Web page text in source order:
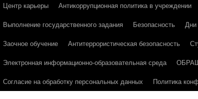
содержимому
Центр карьеры
Антикоррупционная политика в учреждении
Выполнение государственного задания
Безопасность
Заочное обучение
Антитеррористическая безопасность
Электронная информационно-образовательная среда
Согласие на обработку персональных данных
Политика